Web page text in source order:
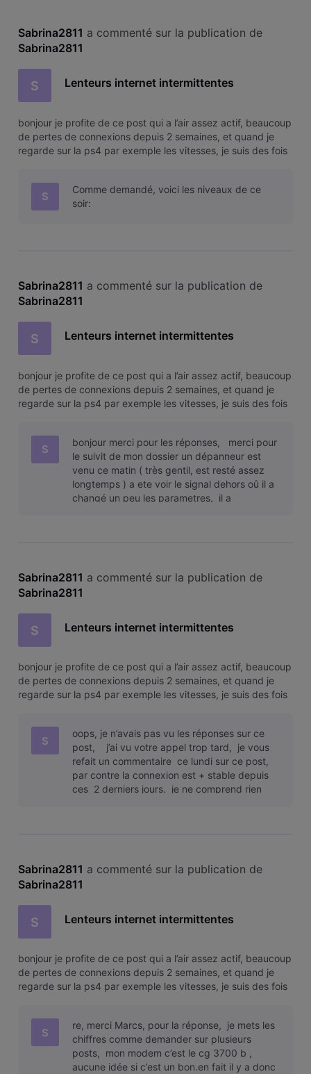
Sabrina2811 a commenté sur la publication de
Sabrina2811
S Lenteurs internet intermittentes
bonjour je profite de ce post qui a l’air assez actif, beaucoup
de pertes de connexions depuis 2 semaines, et quand je
regarde sur la ps4 par exemple les vitesses, je suis des fois
quelque
S
Comme demandé, voici les niveaux de ce
soir:
Sabrina2811 a commenté sur la publication de
Sabrina2811
S Lenteurs internet intermittentes
bonjour je profite de ce post qui a l’air assez actif, beaucoup
de pertes de connexions depuis 2 semaines, et quand je
regarde sur la ps4 par exemple les vitesses, je suis des fois
quelque
S
bonjour merci pour les réponses, merci pour
le suivit de mon dossier un dépanneur est
venu ce matin ( très gentil, est resté assez
longtemps ) a ete voir le signal dehors oû il a
changé un peu les parametres, il a
Sabrina2811 a commenté sur la publication de
Sabrina2811
S Lenteurs internet intermittentes
bonjour je profite de ce post qui a l’air assez actif, beaucoup
de pertes de connexions depuis 2 semaines, et quand je
regarde sur la ps4 par exemple les vitesses, je suis des fois
quelque
S
oops, je n’avais pas vu les réponses sur ce
post, j’ai vu votre appel trop tard, je vous
refait un commentaire ce lundi sur ce post,
par contre la connexion est + stable depuis
ces 2 derniers jours. je ne comprend rien
Sabrina2811 a commenté sur la publication de
Sabrina2811
S Lenteurs internet intermittentes
bonjour je profite de ce post qui a l’air assez actif, beaucoup
de pertes de connexions depuis 2 semaines, et quand je
regarde sur la ps4 par exemple les vitesses, je suis des fois
quelque
S
re, merci Marcs, pour la réponse, je mets les
chiffres comme demander sur plusieurs
posts, mon modem c’est le cg 3700 b ,
aucune idée si c’est un bon.en fait il y a donc